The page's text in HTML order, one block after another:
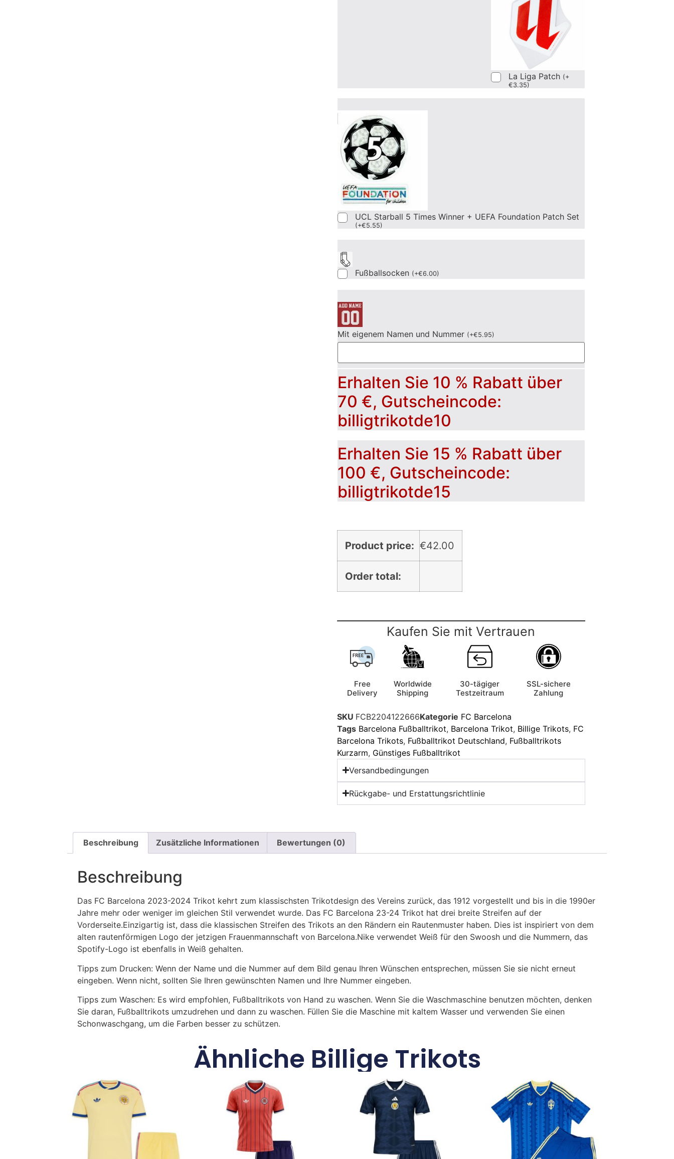
La Liga Patch (+
€3.35)
UCL Starball 5 Times Winner + UEFA Foundation Patch Set
(+€5.55)
Fußballsocken (+€6.00)
Mit eigenem Namen und Nummer (+€5.95)
Erhalten Sie 10 % Rabatt über
70 €, Gutscheincode:
billigtrikotde10
Erhalten Sie 15 % Rabatt über
100 €, Gutscheincode:
billigtrikotde15
Product price: €42.00
Order total:
Kaufen Sie mit Vertrauen
Free
Delivery
Worldwide
Shipping
30-tägiger
Testzeitraum
SSL-sichere
Zahlung
SKU FCB2204122666Kategorie FC Barcelona
Tags Barcelona Fußballtrikot, Barcelona Trikot, Billige Trikots, FC
Barcelona Trikots, Fußballtrikot Deutschland, Fußballtrikots
Kurzarm, Günstiges Fußballtrikot
Versandbedingungen
Rückgabe- und Erstattungsrichtlinie
Beschreibung Zusätzliche Informationen Bewertungen (0)
Beschreibung
Das FC Barcelona 2023-2024 Trikot kehrt zum klassischsten Trikotdesign des Vereins zurück, das 1912 vorgestellt und bis in die 1990er
Jahre mehr oder weniger im gleichen Stil verwendet wurde. Das FC Barcelona 23-24 Trikot hat drei breite Streifen auf der
Vorderseite.Einzigartig ist, dass die klassischen Streifen des Trikots an den Rändern ein Rautenmuster haben. Dies ist inspiriert von dem
alten rautenförmigen Logo der jetzigen Frauenmannschaft von Barcelona.Nike verwendet Weiß für den Swoosh und die Nummern, das
Spotify-Logo ist ebenfalls in Weiß gehalten.
Tipps zum Drucken: Wenn der Name und die Nummer auf dem Bild genau Ihren Wünschen entsprechen, müssen Sie sie nicht erneut
eingeben. Wenn nicht, sollten Sie Ihren gewünschten Namen und Ihre Nummer eingeben.
Tipps zum Waschen: Es wird empfohlen, Fußballtrikots von Hand zu waschen. Wenn Sie die Waschmaschine benutzen möchten, denken
Sie daran, Fußballtrikots umzudrehen und dann zu waschen. Füllen Sie die Maschine mit kaltem Wasser und verwenden Sie einen
Schonwaschgang, um die Farben besser zu schützen.
Ähnliche Billige Trikots